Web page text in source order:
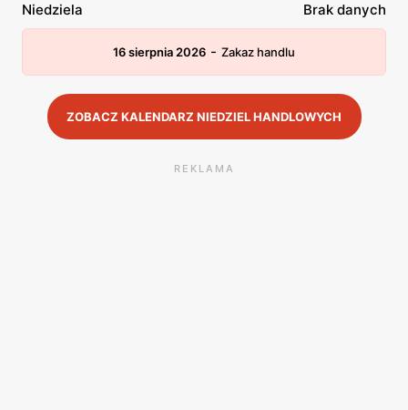
Niedziela Brak danych
16 sierpnia 2026 - Zakaz handlu
ZOBACZ KALENDARZ NIEDZIEL HANDLOWYCH
REKLAMA